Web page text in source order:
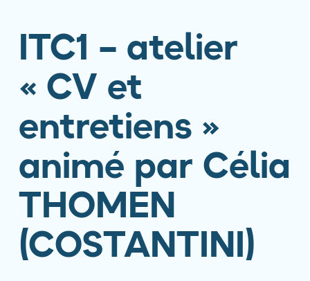
ITC1 – atelier
« CV et
entretiens »
animé par Célia
THOMEN
(COSTANTINI)